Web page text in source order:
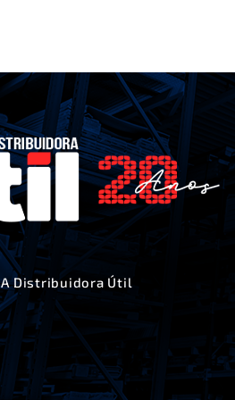
A Distribuidora Útil